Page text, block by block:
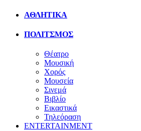
ΑΘΛΗΤΙΚΑ
ΠΟΛΙΤΣΜΟΣ
Θέατρο
Μουσική
Χορός
Μουσεία
Σινεμά
Βιβλίο
Εικαστικά
Τηλεόραση
ENTERTAINMENT